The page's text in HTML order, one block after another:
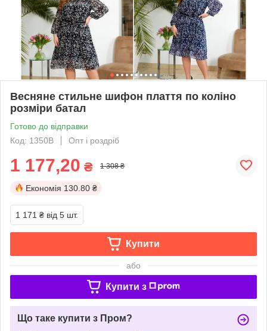
Весняне стильне шифон плаття по коліно
розміри батал
Готово до відправки
Код: 1350В
Опт і роздріб
1 177,20 ₴ 1 308 ₴
Економія 130.80 ₴
1 171 ₴ від 5 шт.
Купити
або
Купити з
Що таке купити з Пром?